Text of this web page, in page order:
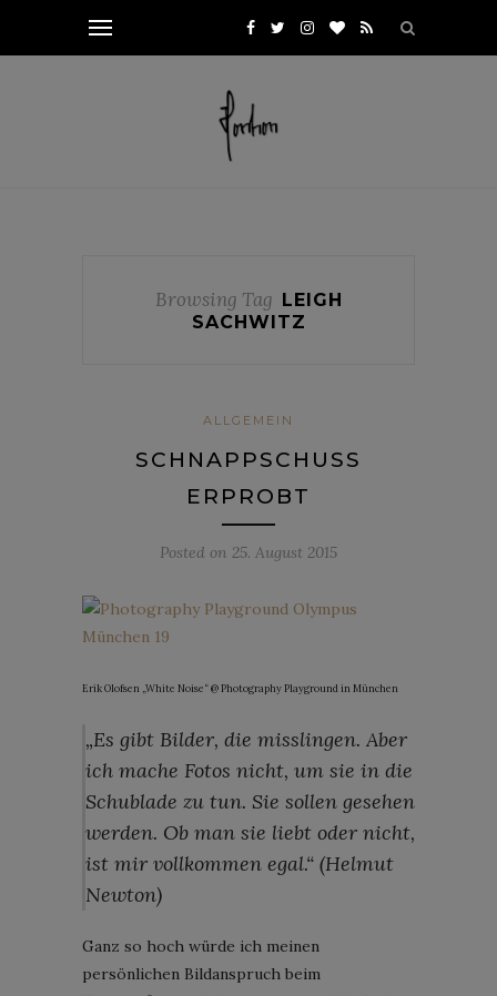
Browsing Tag LEIGH
SACHWITZ
ALLGEMEIN
SCHNAPPSCHUSS
ERPROBT
Posted on 25. August 2015
Erik Olofsen „White Noise“ @ Photography Playground in München
„Es gibt Bilder, die misslingen. Aber
ich mache Fotos nicht, um sie in die
Schublade zu tun. Sie sollen gesehen
werden. Ob man sie liebt oder nicht,
ist mir vollkommen egal.“ (Helmut
Newton)
Ganz so hoch würde ich meinen
persönlichen Bildanspruch beim